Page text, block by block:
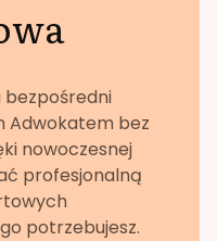
bezpośredni
Adwokatem bez
nowoczesnej
profesjonalną
potrzebujesz.